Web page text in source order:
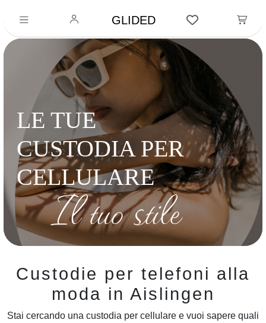
GLIDED
LE TUE
CUSTODIA PER
CELLULARE
Il tuo stile
Custodie per telefoni alla
moda in Aislingen
Stai cercando una custodia per cellulare e vuoi sapere quali